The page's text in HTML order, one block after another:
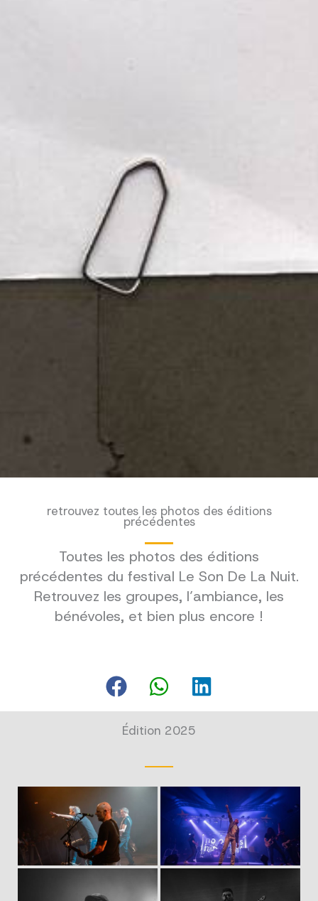
retrouvez toutes les photos des éditions
précédentes
Toutes les photos des éditions
précédentes du festival Le Son De La Nuit.
Retrouvez les groupes, l’ambiance, les
bénévoles, et bien plus encore !
Édition 2025